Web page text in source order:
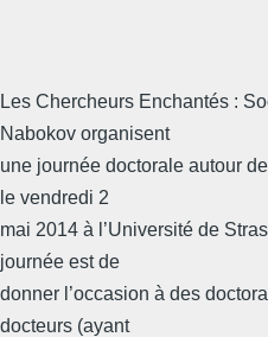
Les Chercheurs Enchantés :
Nabokov organisent
une journée doctorale autour
le vendredi 2
mai 2014 à l’Université de
journée est de
donner l’occasion à des
docteurs (ayant